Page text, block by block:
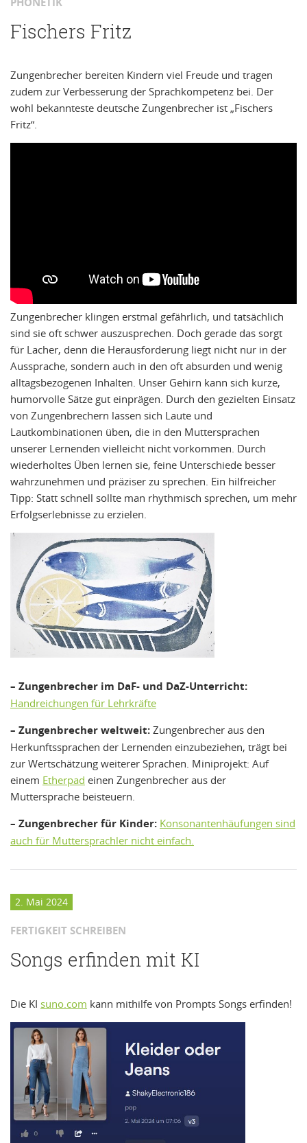
Fischers Fritz
Zungenbrecher bereiten Kindern viel Freude und tragen
zudem zur Verbesserung der Sprachkompetenz bei. Der
wohl bekannteste deutsche Zungenbrecher ist „Fischers
Fritz“.
Zungenbrecher klingen erstmal gefährlich, und tatsächlich
sind sie oft schwer auszusprechen. Doch gerade das sorgt
für Lacher, denn die Herausforderung liegt nicht nur in der
Aussprache, sondern auch in den oft absurden und wenig
alltagsbezogenen Inhalten. Unser Gehirn kann sich kurze,
humorvolle Sätze gut einprägen. Durch den gezielten Einsatz
von Zungenbrechern lassen sich Laute und
Lautkombinationen üben, die in den Muttersprachen
unserer Lernenden vielleicht nicht vorkommen. Durch
wiederholtes Üben lernen sie, feine Unterschiede besser
wahrzunehmen und präziser zu sprechen. Ein hilfreicher
Tipp: Statt schnell sollte man rhythmisch sprechen, um mehr
Erfolgserlebnisse zu erzielen.
– Zungenbrecher im DaF- und DaZ-Unterricht:
Handreichungen für Lehrkräfte
– Zungenbrecher weltweit: Zungenbrecher aus den
Herkunftssprachen der Lernenden einzubeziehen, trägt bei
zur Wertschätzung weiterer Sprachen. Miniprojekt: Auf
einem Etherpad einen Zungenbrecher aus der
Muttersprache beisteuern.
– Zungenbrecher für Kinder: Konsonantenhäufungen sind
auch für Muttersprachler nicht einfach.
2. Mai 2024
FERTIGKEIT SCHREIBEN
Songs erfinden mit KI
Die KI suno.com kann mithilfe von Prompts Songs erfinden!